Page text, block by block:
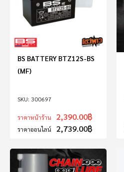
300697
BS BATTERY BTZ12S-BS
(MF)
ราคาหน้าร้าน 2,390.00฿
ราคาออนไลน์ 2,739.00฿